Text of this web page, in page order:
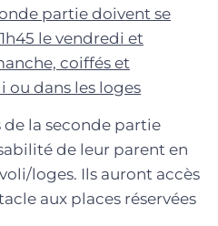
partie doivent se
le vendredi et
coiffés et
ou dans les loges
la seconde partie
de leur parent en
loges. Ils auront accès
aux places réservées